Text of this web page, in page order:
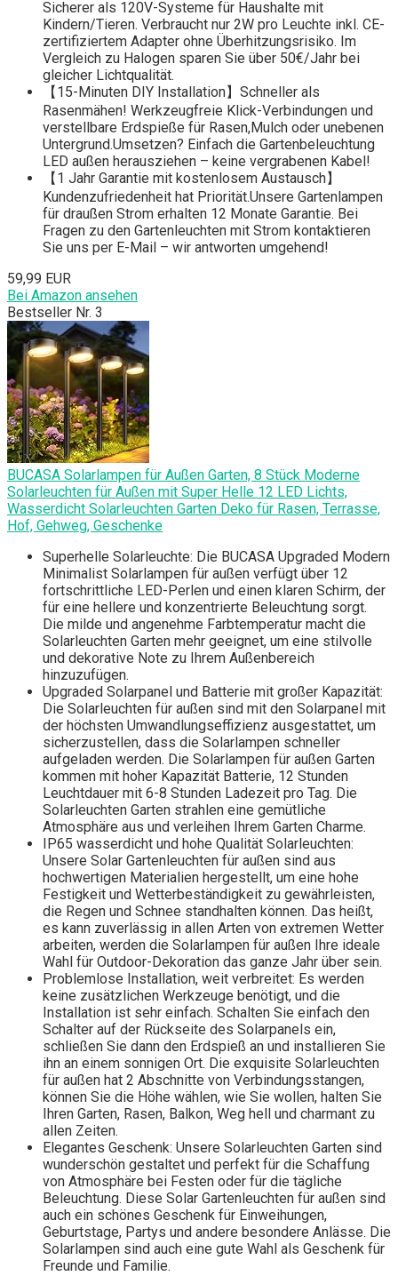
Sicherer als 120V-Systeme für Haushalte mit
Kindern/Tieren. Verbraucht nur 2W pro Leuchte inkl. CE-
zertifiziertem Adapter ohne Überhitzungsrisiko. Im
Vergleich zu Halogen sparen Sie über 50€/Jahr bei
gleicher Lichtqualität.
【15-Minuten DIY Installation】Schneller als
Rasenmähen! Werkzeugfreie Klick-Verbindungen und
verstellbare Erdspieße für Rasen,Mulch oder unebenen
Untergrund.Umsetzen? Einfach die Gartenbeleuchtung
LED außen herausziehen – keine vergrabenen Kabel!
【1 Jahr Garantie mit kostenlosem Austausch】
Kundenzufriedenheit hat Priorität.Unsere Gartenlampen
für draußen Strom erhalten 12 Monate Garantie. Bei
Fragen zu den Gartenleuchten mit Strom kontaktieren
Sie uns per E-Mail – wir antworten umgehend!
59,99 EUR
Bei Amazon ansehen
Bestseller Nr. 3
BUCASA Solarlampen für Außen Garten, 8 Stück Moderne
Solarleuchten für Außen mit Super Helle 12 LED Lichts,
Wasserdicht Solarleuchten Garten Deko für Rasen, Terrasse,
Hof, Gehweg, Geschenke
Superhelle Solarleuchte: Die BUCASA Upgraded Modern
Minimalist Solarlampen für außen verfügt über 12
fortschrittliche LED-Perlen und einen klaren Schirm, der
für eine hellere und konzentrierte Beleuchtung sorgt.
Die milde und angenehme Farbtemperatur macht die
Solarleuchten Garten mehr geeignet, um eine stilvolle
und dekorative Note zu Ihrem Außenbereich
hinzuzufügen.
Upgraded Solarpanel und Batterie mit großer Kapazität:
Die Solarleuchten für außen sind mit den Solarpanel mit
der höchsten Umwandlungseffizienz ausgestattet, um
sicherzustellen, dass die Solarlampen schneller
aufgeladen werden. Die Solarlampen für außen Garten
kommen mit hoher Kapazität Batterie, 12 Stunden
Leuchtdauer mit 6-8 Stunden Ladezeit pro Tag. Die
Solarleuchten Garten strahlen eine gemütliche
Atmosphäre aus und verleihen Ihrem Garten Charme.
IP65 wasserdicht und hohe Qualität Solarleuchten:
Unsere Solar Gartenleuchten für außen sind aus
hochwertigen Materialien hergestellt, um eine hohe
Festigkeit und Wetterbeständigkeit zu gewährleisten,
die Regen und Schnee standhalten können. Das heißt,
es kann zuverlässig in allen Arten von extremen Wetter
arbeiten, werden die Solarlampen für außen Ihre ideale
Wahl für Outdoor-Dekoration das ganze Jahr über sein.
Problemlose Installation, weit verbreitet: Es werden
keine zusätzlichen Werkzeuge benötigt, und die
Installation ist sehr einfach. Schalten Sie einfach den
Schalter auf der Rückseite des Solarpanels ein,
schließen Sie dann den Erdspieß an und installieren Sie
ihn an einem sonnigen Ort. Die exquisite Solarleuchten
für außen hat 2 Abschnitte von Verbindungsstangen,
können Sie die Höhe wählen, wie Sie wollen, halten Sie
Ihren Garten, Rasen, Balkon, Weg hell und charmant zu
allen Zeiten.
Elegantes Geschenk: Unsere Solarleuchten Garten sind
wunderschön gestaltet und perfekt für die Schaffung
von Atmosphäre bei Festen oder für die tägliche
Beleuchtung. Diese Solar Gartenleuchten für außen sind
auch ein schönes Geschenk für Einweihungen,
Geburtstage, Partys und andere besondere Anlässe. Die
Solarlampen sind auch eine gute Wahl als Geschenk für
Freunde und Familie.